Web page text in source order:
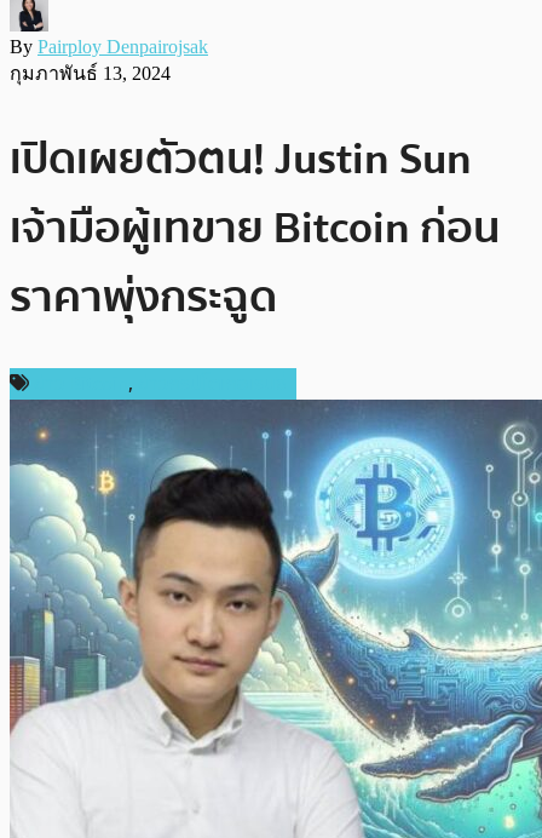
By Pairploy Denpairojsak
กุมภาพันธ์ 13, 2024
เปิดเผยตัวตน! Justin Sun
เจ้ามือผู้เทขาย Bitcoin ก่อน
ราคาพุ่งกระฉูด
,